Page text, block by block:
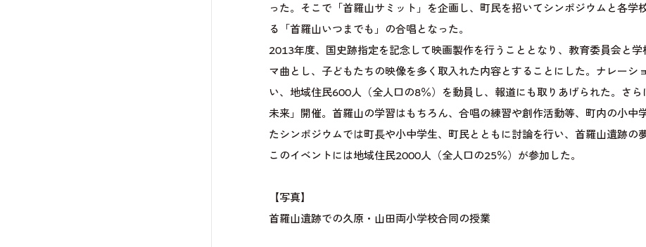
った。そこで「首羅山サミット」を企画し、町民を招いてシンポジウムと各
る「首羅山いつまでも」の合唱となった。
2013年度、国史跡指定を記念して映画製作を行うこととなり、教育委員会と
マ曲とし、子どもたちの映像を多く取入れた内容とすることにした。ナレー
い、地域住民600人（全人口の8％）を動員し、報道にも取りあげられた。さ
未来」開催。首羅山の学習はもちろん、合唱の練習や創作活動等、町内の小中
たシンポジウムでは町長や小中学生、町民とともに討論を行い、首羅山遺跡の
このイベントには地域住民2000人（全人口の25％）が参加した。
【写真】
首羅山遺跡での久原・山田両小学校合同の授業